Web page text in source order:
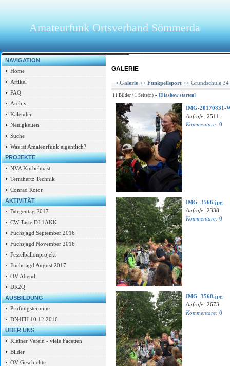
Amateurfunk Ortsverband Sömmerda
NAVIGATION
Home
Artikel
FAQ
Archiv
Kalender
Neuigkeiten
Suche
Was ist Amateurfunk eigentlich?
PROJEKTE
NVA Kurbelmast
Terrahertz Technik
Conrad Rotor
AKTIVITÄT
Burgentag 2017
CW Taste DL1AKK
Fuchsjagd September 2016
Fuchsjagd November 2016
Fesselballonprojekt
Fuchsjagd August 2017
OV Abend
DR2Q
AUSBILDUNG
Prüfungstermine
DN4FH 10.12.2016
ÜBER UNS
Kleiner Verein - viele Facetten
Bilder
OV Geschichte
GALERIE
• Galerie >> Funkpeilsport >> Grundschule
11 Bilder / 1 Seite(n) - [Diashow starten]
IMG-20170831-
Aufrufe: 2511
Kommentare: 0
IMG_3566.jpg
Aufrufe: 2338
Kommentare: 0
IMG_3568.jpg
Aufrufe: 2673
Kommentare: 0